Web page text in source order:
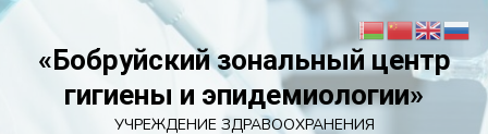
Перейти
содержимому
«Бобруйский зональный центр
гигиены и эпидемиологии»
УЧРЕЖДЕНИЕ ЗДРАВООХРАНЕНИЯ